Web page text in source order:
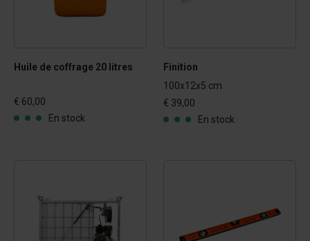
Huile de coffrage 20 litres
€ 60,00
En stock
Finition
100x12x5 cm
€ 39,00
En stock